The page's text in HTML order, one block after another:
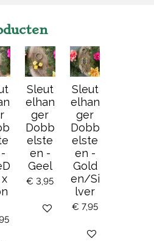
Sleut
elhan
ger
Dobb
elste
en -
Geel
€ 3,95
Bekijk details
Sleut
elhan
ger
Dobb
elste
en -
Gold
en/Si
lver
€ 7,95
Bekijk details